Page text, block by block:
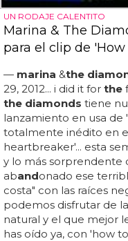
UN RODAJE CALENTITO
Marina & The
para el clip de
— marina &the
29, 2012... i did it for the
the diamonds tiene
lanzamiento en usa
totalmente inédito en
heartbreaker'... esta
y lo más sorprendente
abandonado ese
costa" con las raíces
podemos disfrutar de la
natural y el que mejor
has oído ya, con 'how